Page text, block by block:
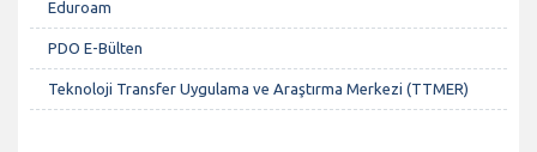
Eduroam
PDO E-Bülten
Teknoloji Transfer Uygulama ve Araştırma Merkezi (TTMER)